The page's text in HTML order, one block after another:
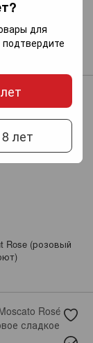
для
лет
Brut rose
(розовый
Rose (розовый